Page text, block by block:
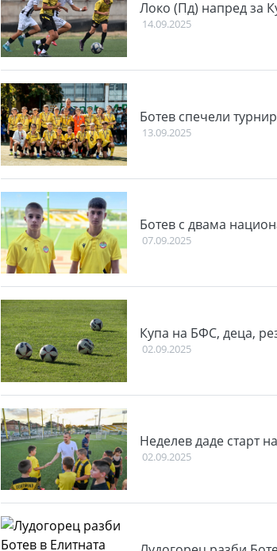
Локо (Пд) напред за
14.09.2025
Ботев спечели
13.09.2025
Ботев с двама
07.09.2025
Купа на БФС, деца,
02.09.2025
Неделев даде старт
02.09.2025